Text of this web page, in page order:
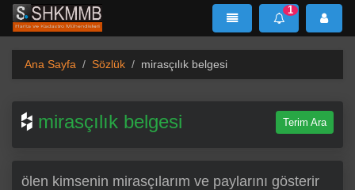
SHKMMB MenÜ Mesaj
1
Ana Sayfa Sözlük mirasçılık belgesi
mirasçılık belgesi Terim Ara
ölen kimsenin mirasçılarım ve paylarını gösterir